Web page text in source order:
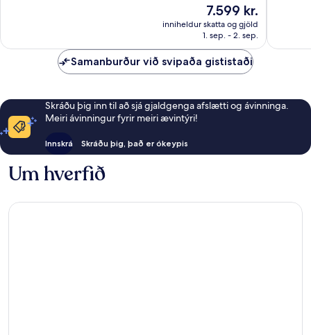
Verðið
er
7.599 kr.
7.599 kr.
inniheldur skatta og gjöld
1. sep. - 2. sep.
Samanburður við svipaða gististaði
Skráðu þig inn til að sjá gjaldgenga afslætti og ávinninga.
Meiri ávinningur fyrir meiri ævintýri!
Innskrá Skráðu þig, það er ókeypis
Um hverfið